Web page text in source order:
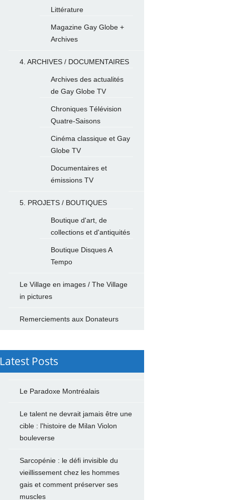
Littérature
Magazine Gay Globe +
Archives
4. ARCHIVES / DOCUMENTAIRES
Archives des actualités
de Gay Globe TV
Chroniques Télévision
Quatre-Saisons
Cinéma classique et Gay
Globe TV
Documentaires et
émissions TV
5. PROJETS / BOUTIQUES
Boutique d'art, de
collections et d'antiquités
Boutique Disques A
Tempo
Le Village en images / The Village
in pictures
Remerciements aux Donateurs
Latest Posts
Le Paradoxe Montréalais
Le talent ne devrait jamais être une
cible : l'histoire de Milan Violon
bouleverse
Sarcopénie : le défi invisible du
vieillissement chez les hommes
gais et comment préserver ses
muscles